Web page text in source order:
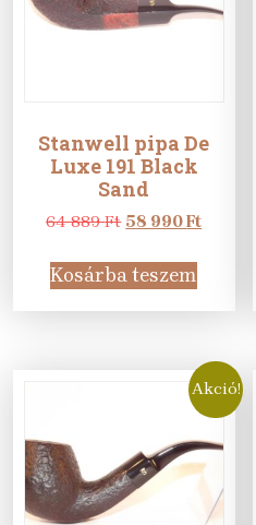
Stanwell pipa De
Luxe 191 Black
Sand
64 889Ft Original
was:
64
889 Ft.
58 990FtCurrent
990 Ft.
Kosárba teszem
Akció!